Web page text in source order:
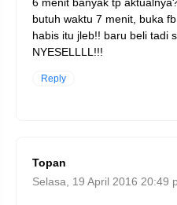
6 menit banyak tp
butuh waktu 7 menit, buka
habis itu jleb!! baru beli tadi
NYESELLLL!!!
Reply
Topan
Selasa, 19 April 2016 20:49